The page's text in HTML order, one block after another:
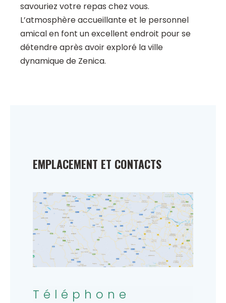
savouriez votre repas chez vous.
L’atmosphère accueillante et le personnel
amical en font un excellent endroit pour se
détendre après avoir exploré la ville
dynamique de Zenica.
EMPLACEMENT ET CONTACTS
Téléphone